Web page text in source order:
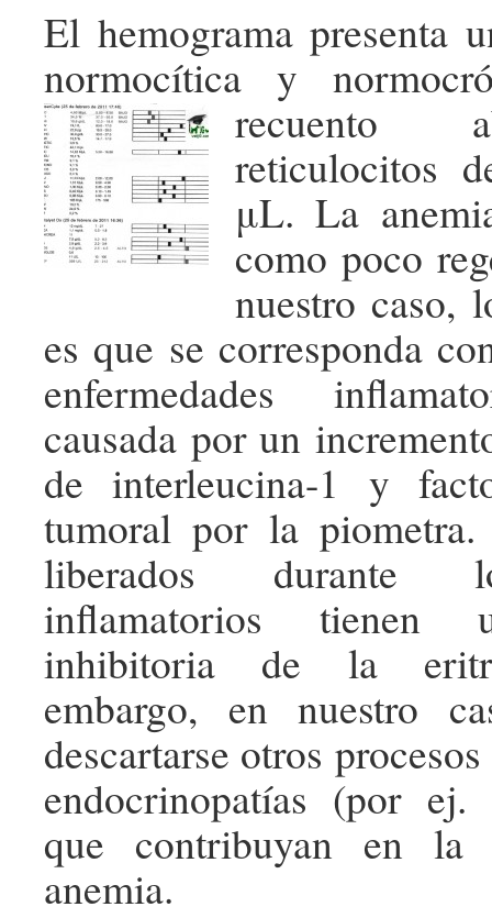
El hemograma presenta
normocítica y
recuento
reticulocitos
μL. La
como poco
nuestro caso,
es que se corresponda
enfermedades
causada por un
de interleucina-1 y
tumoral por la piometra.
liberados durante
inflamatorios tienen
inhibitoria de la
embargo, en nuestro
descartarse otros
endocrinopatías (por ej.
que contribuyan en la
anemia.